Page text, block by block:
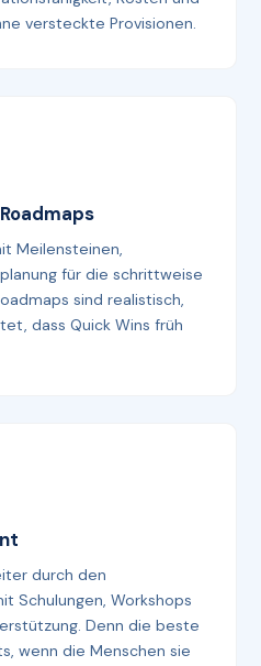
versteckte Provisionen.
Meilensteinen,
für die schrittweise
sind realistisch,
dass Quick Wins früh
durch den
Schulungen, Workshops
Denn die beste
wenn die Menschen sie